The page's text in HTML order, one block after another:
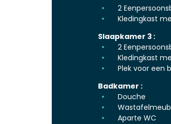
2
Kledingkast
Slaapkamer 3 :
2
Kledingkast
Plek voor een
Badkamer :
Douche
Aparte WC